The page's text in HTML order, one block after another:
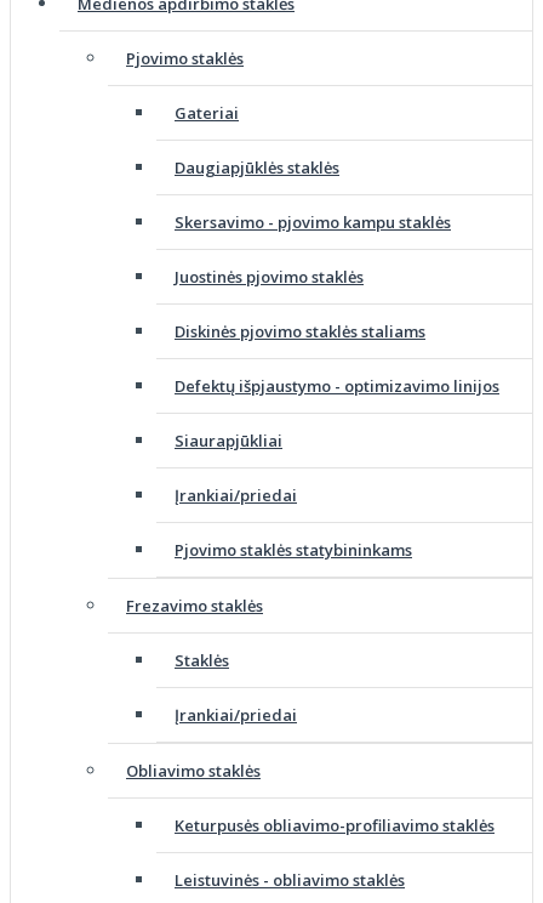
Pjovimo staklės
Gateriai
Daugiapjūklės staklės
Skersavimo - pjovimo kampu staklės
Juostinės pjovimo staklės
Diskinės pjovimo staklės staliams
Defektų išpjaustymo - optimizavimo linijos
Siaurapjūkliai
Įrankiai/priedai
Pjovimo staklės statybininkams
Frezavimo staklės
Staklės
Įrankiai/priedai
Obliavimo staklės
Keturpusės obliavimo-profiliavimo staklės
Leistuvinės - obliavimo staklės